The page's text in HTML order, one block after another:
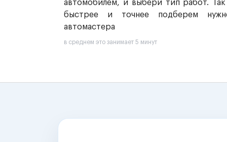
автомобилем, и выбери тип работ.
быстрее и точнее подберем
автомастера
в среднем это занимает 5 минут